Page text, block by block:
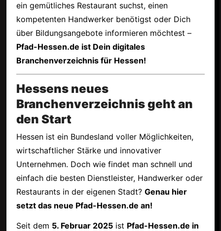
ein gemütliches Restaurant suchst, einen
kompetenten Handwerker benötigst oder Dich
über Bildungsangebote informieren möchtest –
Pfad-Hessen.de ist Dein digitales
Branchenverzeichnis für Hessen!
Hessens neues
Branchenverzeichnis geht an
den Start
Hessen ist ein Bundesland voller Möglichkeiten,
wirtschaftlicher Stärke und innovativer
Unternehmen. Doch wie findet man schnell und
einfach die besten Dienstleister, Handwerker oder
Restaurants in der eigenen Stadt? Genau hier
setzt das neue Pfad-Hessen.de an!
Seit dem 5. Februar 2025ist Pfad-Hessen.de in